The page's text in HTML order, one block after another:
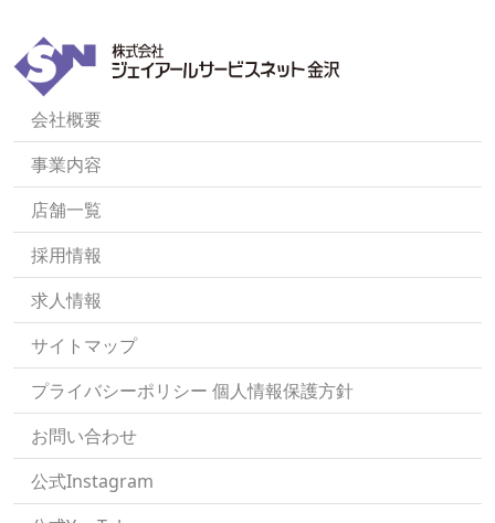
会社概要
事業内容
店舗一覧
採用情報
求人情報
サイトマップ
プライバシーポリシー 個人情報保護方針
お問い合わせ
公式Instagram